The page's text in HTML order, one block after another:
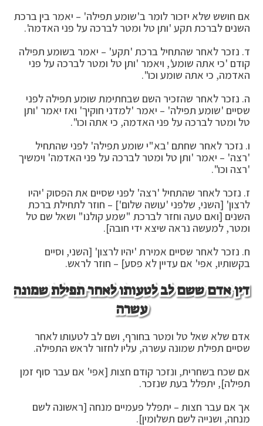
אם חושש שלא יזכור לומר ב'שומע תפילה' – יאמר בין ברכת
השנים לברכת תקע 'ותן טל ומטר לברכה על פני האדמה'.
ד. נזכר לאחר שהתחיל ברכת 'תקע' – יאמר בשומע תפילה
קודם 'כי אתה שומע', ויאמר 'ותן טל ומטר לברכה על פני
האדמה, כי אתה שומע וכו".
ה. נזכר לאחר שהזכיר השם שבחתימת שומע תפילה לפני
שסיים 'שומע תפילה' – יאמר 'למדני חוקיך' ואז יאמר 'ותן
טל ומטר לברכה על פני האדמה, כי אתה וכו".
ו. נזכר לאחר שחתם 'בא"י שומע תפילה' לפני שהתחיל
'רצה' – יאמר 'ותן טל ומטר לברכה על פני האדמה' וימשיך
'רצה וכו".
ז. נזכר לאחר שהתחיל 'רצה' לפני שסיים את הפסוק 'יהיו
לרצון' [השני, שלפני 'עושה שלום'] – חוזר לתחילת ברכת
השנים [ואם טעה וחזר לברכת "שמע קולנו" ושאל שם טל
ומטר, למעשה נראה שיצא ידי חובה].
ח. נזכר לאחר שסיים אמירת 'יהיו לרצון' [השני, וסיים
בקשותיו, אפי' אם עדיין לא פסע] – חוזר לראש.
דין אדם ששם לב לטעותו לאחר תפילת שמונה
עשרה
אדם שלא שאל טל ומטר בחורף, ושם לב לטעותו לאחר
שסיים תפילת שמונה עשרה, עליו לחזור לראש התפילה.
אם שכח בשחרית, ונזכר קודם חצות [אפי' אם עבר סוף זמן
תפילה], יתפלל בעת שנזכר.
אך אם עבר חצות – יתפלל פעמיים מנחה [ראשונה לשם
מנחה, ושנייה לשם תשלומין].